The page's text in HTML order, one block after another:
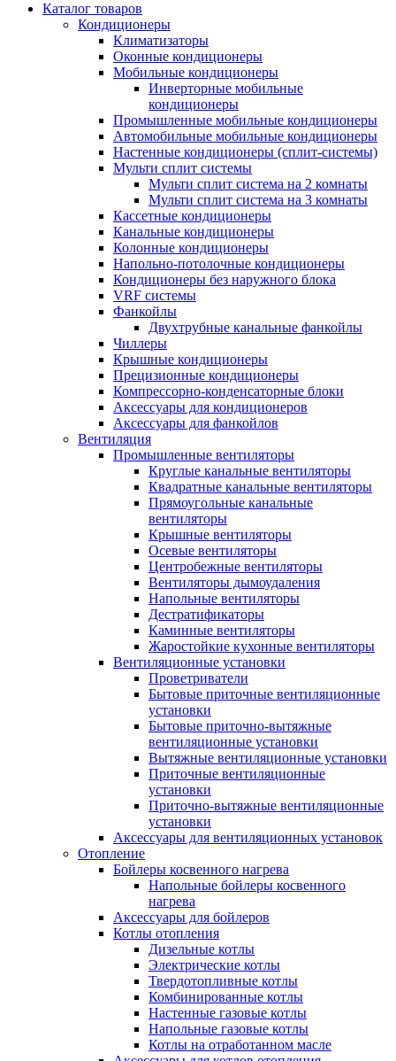
Каталог товаров
Кондиционеры
Климатизаторы
Оконные кондиционеры
Мобильные кондиционеры
Инверторные мобильные
кондиционеры
Промышленные мобильные кондиционеры
Автомобильные мобильные кондиционеры
Настенные кондиционеры (сплит-системы)
Мульти сплит системы
Мульти сплит система на 2 комнаты
Мульти сплит система на 3 комнаты
Кассетные кондиционеры
Канальные кондиционеры
Колонные кондиционеры
Напольно-потолочные кондиционеры
Кондиционеры без наружного блока
VRF системы
Фанкойлы
Двухтрубные канальные фанкойлы
Чиллеры
Крышные кондиционеры
Прецизионные кондиционеры
Компрессорно-конденсаторные блоки
Аксессуары для кондиционеров
Аксессуары для фанкойлов
Вентиляция
Промышленные вентиляторы
Круглые канальные вентиляторы
Квадратные канальные вентиляторы
Прямоугольные канальные
вентиляторы
Крышные вентиляторы
Осевые вентиляторы
Центробежные вентиляторы
Вентиляторы дымоудаления
Напольные вентиляторы
Дестратификаторы
Каминные вентиляторы
Жаростойкие кухонные вентиляторы
Вентиляционные установки
Проветриватели
Бытовые приточные вентиляционные
установки
Бытовые приточно-вытяжные
вентиляционные установки
Вытяжные вентиляционные установки
Приточные вентиляционные
установки
Приточно-вытяжные вентиляционные
установки
Аксессуары для вентиляционных установок
Отопление
Бойлеры косвенного нагрева
Напольные бойлеры косвенного
нагрева
Аксессуары для бойлеров
Котлы отопления
Дизельные котлы
Электрические котлы
Твердотопливные котлы
Комбинированные котлы
Настенные газовые котлы
Напольные газовые котлы
Котлы на отработанном масле